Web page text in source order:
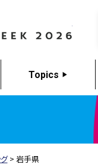
Topics
> 岩手県